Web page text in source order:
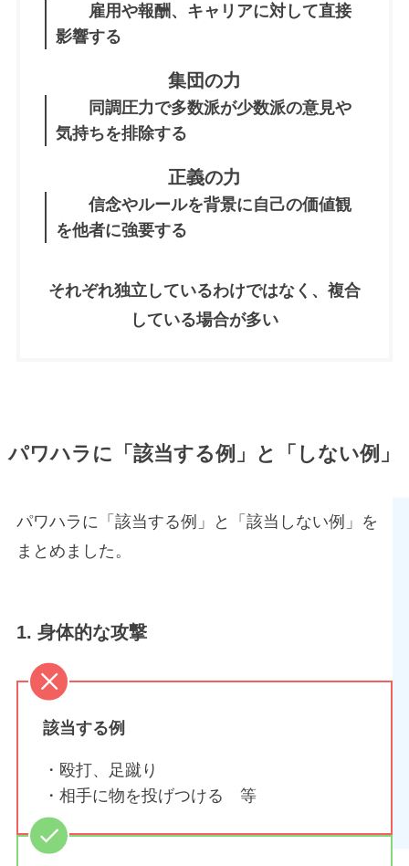
雇用や報酬、キャリアに対して直接
影響する
集団の力
同調圧力で多数派が少数派の意見や
気持ちを排除する
正義の力
信念やルールを背景に自己の価値観
を他者に強要する
それぞれ独立しているわけではなく、複合
している場合が多い
パワハラに「該当する例」と「しない例」
パワハラに「該当する例」と「該当しない例」を
まとめました。
1. 身体的な攻撃
該当する例
・殴打、足蹴り
・相手に物を投げつける 等